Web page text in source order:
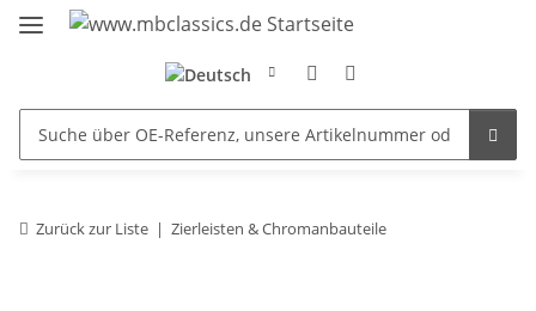
Zurück zur Liste Zierleisten & Chromanbauteile